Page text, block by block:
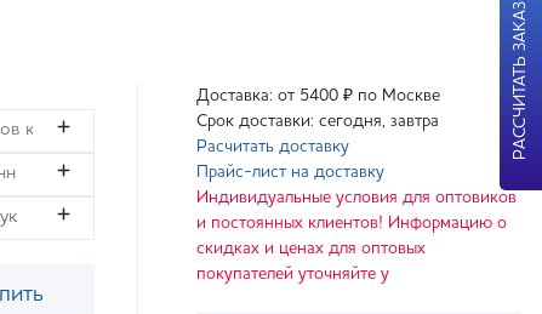
Доставка: от 5400 ₽ по Москве
Срок доставки: сегодня, завтра
Расчитать доставку
Прайс-лист на доставку
Индивидуальные условия для оптовиков
и постоянных клиентов! Информацию о
скидках и ценах для оптовых
покупателей уточняйте у
РАССЧИТАТЬ ЗАКАЗ